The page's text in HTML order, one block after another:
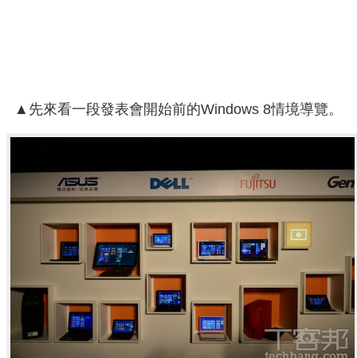
▲先來看一段發表會開始前的Windows 8情境導覽。